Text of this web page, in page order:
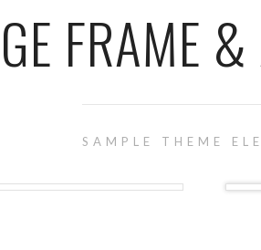
FRAME
SAMPLE THEME